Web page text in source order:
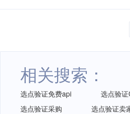
相关搜索：
选点验证免费api 选点验
选点验证采购
选点验证卖